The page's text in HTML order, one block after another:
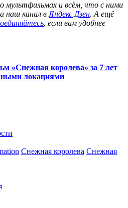
мультфильмах и всём, что с ними
наш канал вЯндекс.Дзен. А ещё
, если вам удобнее
«Снежная королева» за 7 лет
локациями
Снежная королева Снежная